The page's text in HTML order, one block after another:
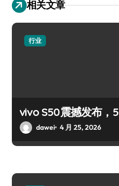
相关文章
行业
vivo S50震撼发布，
dawei 4 月 25, 2026